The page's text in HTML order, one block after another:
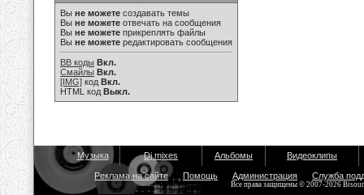
Вы не можете создавать темы
Вы не можете отвечать на сообщения
Вы не можете прикреплять файлы
Вы не можете редактировать сообщения
BB коды Вкл.
Смайлы Вкл.
[IMG] код Вкл.
HTML код Выкл.
Музыка Dj mixes Альбомы Видеоклипы
Реклама на сайте Помощь Администрация Служба
Все права защищены © 2007-2026